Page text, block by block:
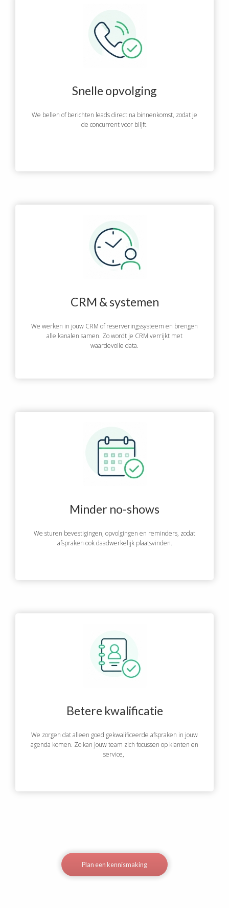
Snelle opvolging
We bellen of berichten leads direct na binnenkomst, zodat je
de concurrent voor blijft.
CRM & systemen
We werken in jouw CRM of reserveringssysteem en brengen
alle kanalen samen. Zo wordt je CRM verrijkt met
waardevolle data.
Minder no-shows
We sturen bevestigingen, opvolgingen en reminders, zodat
afspraken ook daadwerkelijk plaatsvinden.
Betere kwalificatie
We zorgen dat alleen goed gekwalificeerde afspraken in jouw
agenda komen. Zo kan jouw team zich focussen op klanten en
service,
Plan een kennismaking